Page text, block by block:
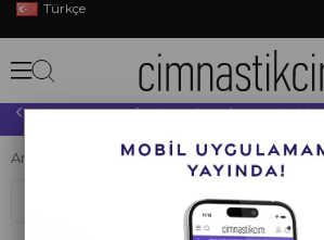
Türkçe
10.000 TL VE ÜZERİ YAPACAĞINIZ TÜM
Anasayfa OKULLAR İGSM BALE